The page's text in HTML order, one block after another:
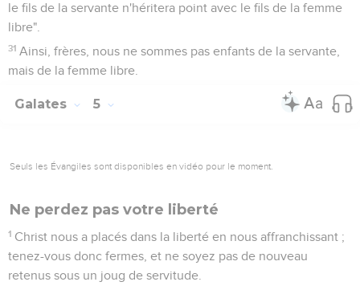
le fils de la servante n'héritera point avec le fils de la femme
libre".
31 Ainsi, frères, nous ne sommes pas enfants de la servante,
mais de la femme libre.
Galates 5
Seuls les Évangiles sont disponibles en vidéo pour le moment.
Ne perdez pas votre liberté
1 Christ nous a placés dans la liberté en nous affranchissant ;
tenez-vous donc fermes, et ne soyez pas de nouveau
retenus sous un joug de servitude.